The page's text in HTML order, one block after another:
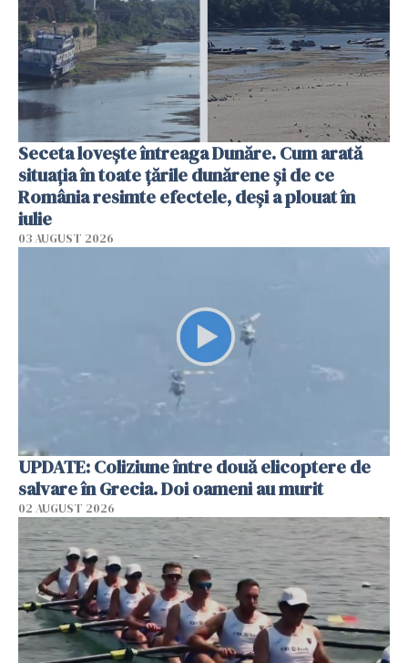
Seceta lovește întreaga Dunăre. Cum arată
situația în toate țările dunărene și de ce
România resimte efectele, deși a plouat în
iulie
03 AUGUST 2026
UPDATE: Coliziune între două elicoptere de
salvare în Grecia. Doi oameni au murit
02 AUGUST 2026